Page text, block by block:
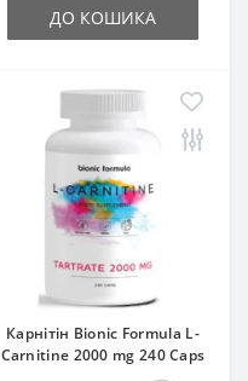
ДО КОШИКА
Карнітін Bionic Formula L-
Carnitine 2000 mg 240 Caps